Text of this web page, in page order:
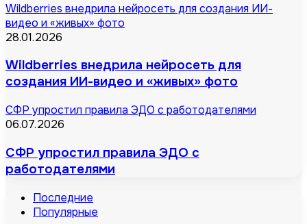
Wildberries внедрила нейросеть для создания ИИ-
видео и «живых» фото
28.01.2026
Wildberries внедрила нейросеть для
создания ИИ-видео и «живых» фото
СФР упростил правила ЭДО с работодателями
06.07.2026
СФР упростил правила ЭДО с
работодателями
Последние
Популярные